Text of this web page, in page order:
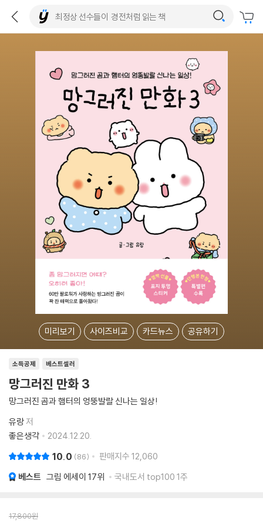
미리보기 사이즈비교 카드뉴스 공유하기
소득공제 베스트셀러
망그러진 만화 3
망그러진 곰과 햄터의 엉뚱발랄 신나는 일상!
유랑저
좋은생각
2024.12.20.
10.0 86 판매지수 12,060
베스트 그림 에세이 17위 국내도서 top100 1주
17,800원